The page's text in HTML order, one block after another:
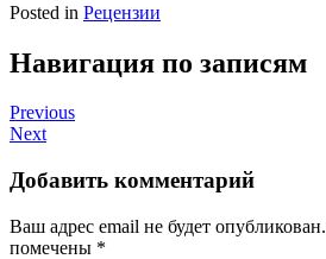
Posted in Рецензии
Навигация по записям
Previous
Next
Добавить комментарий
Ваш адрес email не будет опубликован.
помечены *